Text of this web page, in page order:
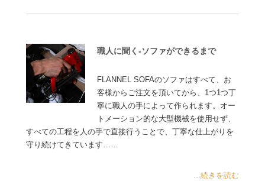
職人に聞く-ソファができるまで
FLANNEL SOFAのソファはすべて、お
客様からご注文を頂いてから、1つ1つ丁
寧に職人の手によって作られます。オー
トメーション的な大型機械を使用せず、
すべての工程を人の手で直接行うことで、丁寧な仕上がりを
守り続けてきています……
...続きを読む